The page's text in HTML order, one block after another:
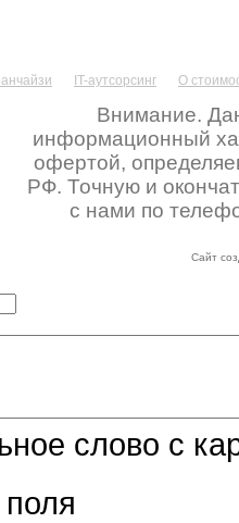
IT-аутсорсинг
О
Внимание.
информационный
офертой,
РФ. Точную и
с нами по
Сайт
слово с